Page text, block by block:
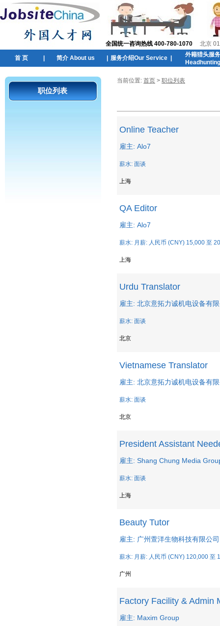
全国统一咨询热线 400-780-1070 北京
首 页 简介 About us 服务介绍Our Service
外籍猎头服
职位列表
当前位置: 首页 > 职位列表
Online Teacher
雇主: Alo7
薪水: 面谈
上海
QA Editor
雇主: Alo7
薪水: 月薪: 人民币 (CNY) 15,000 至
上海
Urdu Translator
雇主: 北京意拓力诚机电设备有
薪水: 面谈
北京
Vietnamese Translator
雇主: 北京意拓力诚机电设备有
薪水: 面谈
北京
President Assistant
雇主: Shang Chung Media
薪水: 面谈
上海
Beauty Tutor
雇主: 广州萱洋生物科技有限公司
薪水: 月薪: 人民币 (CNY) 120,000 至
广州
Factory Facility & Admin
雇主: Maxim Group